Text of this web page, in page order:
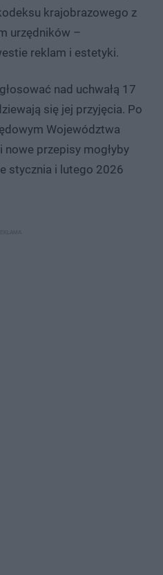
krajobrazowego z
urzędników –
reklam i estetyki.
nad uchwałą 17
się jej przyjęcia. Po
Województwa
nowe przepisy mogłyby
stycznia i lutego 2026